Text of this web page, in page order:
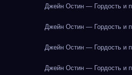
Джейн Остин — Гордость и
Джейн Остин — Гордость и
Джейн Остин — Гордость и
Джейн Остин — Гордость и